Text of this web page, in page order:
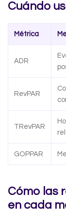
Cuándo
Métrica
ADR
RevPAR
TRevPAR
GOPPAR
Cómo las
en cada